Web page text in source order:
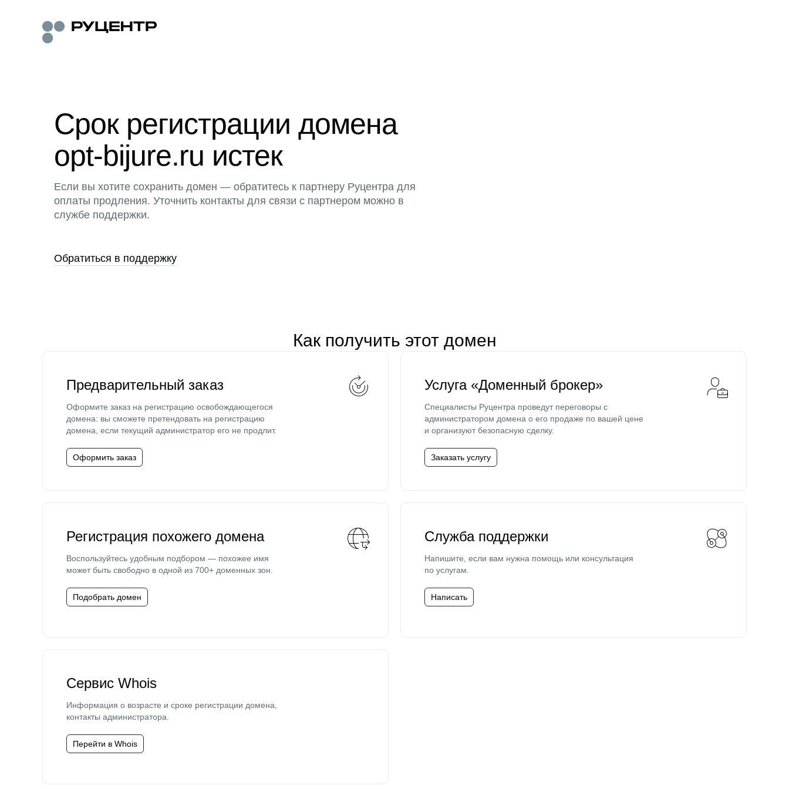
Срок регистрации домена
opt-bijure.ru истек
Если вы хотите сохранить домен — обратитесь к партнеру Руцентра для
оплаты продления. Уточнить контакты для связи с партнером можно в
службе поддержки.
Обратиться в поддержку
Как получить этот домен
Предварительный заказ
Оформите заказ на регистрацию освобождающегося
домена: вы сможете претендовать на регистрацию
домена, если текущий администратор его не продлит.
Оформить заказ
Услуга «Доменный брокер»
Специалисты Руцентра проведут переговоры с
администратором домена о его продаже по вашей цене
и организуют безопасную сделку.
Заказать услугу
Регистрация похожего домена
Воспользуйтесь удобным подбором — похожее имя
может быть свободно в одной из 700+ доменных зон.
Подобрать домен
Служба поддержки
Напишите, если вам нужна помощь или консультация
по услугам.
Написать
Сервис Whois
Информация о возрасте и сроке регистрации домена,
контакты администратора.
Перейти в Whois